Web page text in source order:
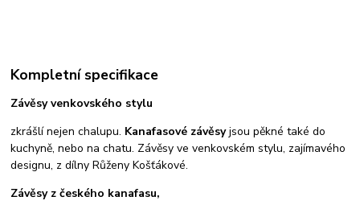
Kompletní specifikace
Závěsy venkovského stylu
zkrášlí nejen chalupu. Kanafasové závěsyjsou pěkné také do
kuchyně, nebo na chatu. Závěsy ve venkovském stylu, zajímavého
designu, z dílny Růženy Košťákové.
Závěsy z českého kanafasu,